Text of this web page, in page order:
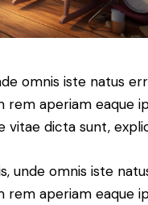
omnis iste natus
rem aperiam eaque
vitae dicta sunt,
unde omnis iste
rem aperiam eaque